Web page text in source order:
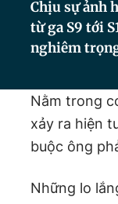
Chịu sự ảnh
từ ga S9 tới
nghiêm
Nằm trong
xảy ra hiện
buộc ông
Những lo